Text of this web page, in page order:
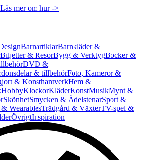
mer om hur ->
BarnartiklarBarnkläder &
Biljetter & ResorBygg & VerktygBöcker &
DVD &
& tillbehörFoto, Kameror &
& KonsthantverkHem &
HobbyKlockorKläderKonstMusikMynt &
SkönhetSmycken & ÄdelstenarSport &
WearablesTrädgård & VäxterTV-spel &
ÖvrigtInspiration